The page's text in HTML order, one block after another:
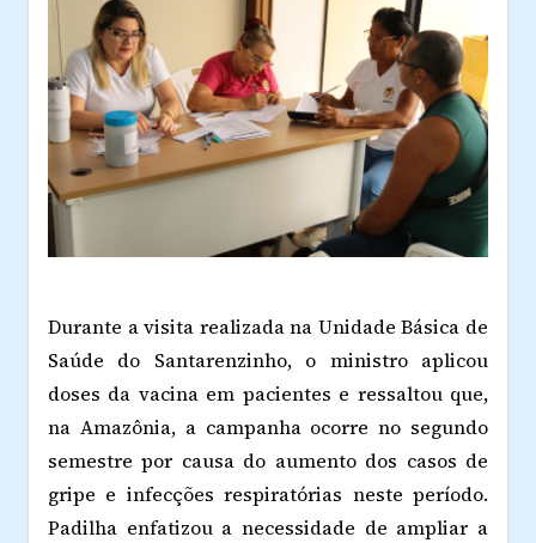
Durante a visita realizada na Unidade Básica de
Saúde do Santarenzinho, o ministro aplicou
doses da vacina em pacientes e ressaltou que,
na Amazônia, a campanha ocorre no segundo
semestre por causa do aumento dos casos de
gripe e infecções respiratórias neste período.
Padilha enfatizou a necessidade de ampliar a